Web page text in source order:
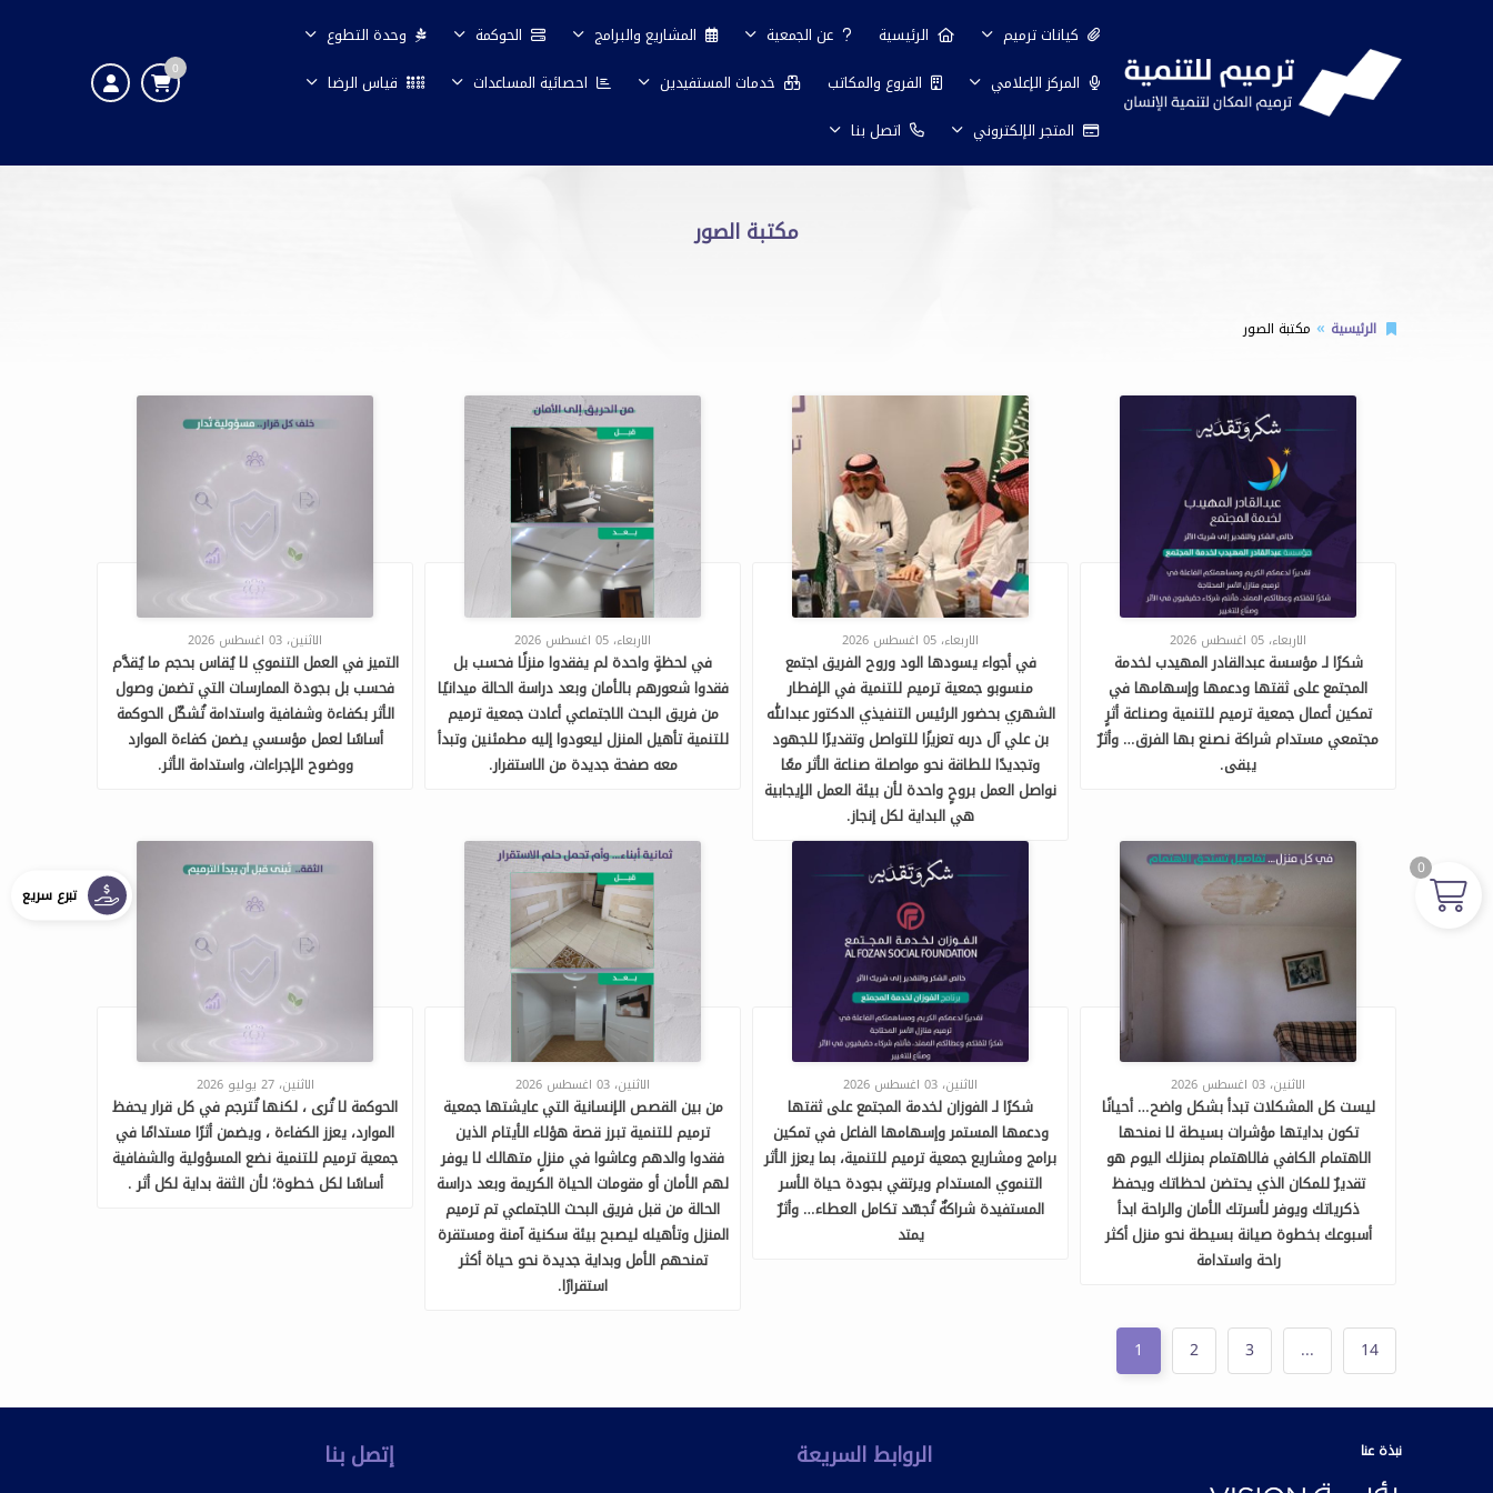
كيانات ترميم الرئيسية عن الجمعية المشاريع والبرامج الحوكمة
وحدة التطوع
المركز الإعلامي
الفروع والمكاتب خدمات المستفيدين احصائية المساعدات
قياس الرضا
المتجر الإلكتروني
اتصل بنا
0
مكتبة الصور
الرئيسية مكتبة الصور
الاربعاء، 05 اغسطس 2026
شكرًا لـ مؤسسة عبدالقادر المهيدب لخدمة
المجتمع على ثقتها ودعمها وإسهامها في
تمكين أعمال جمعية ترميم للتنمية وصناعة أثرٍ
مجتمعي مستدام شراكة نصنع بها الفرق… وأثرٌ
يبقى.
الاربعاء، 05 اغسطس 2026
في أجواء يسودها الود وروح الفريق اجتمع
منسوبو جمعية ترميم للتنمية في الإفطار
الشهري بحضور الرئيس التنفيذي الدكتور عبدالله
بن علي آل دربه تعزيزًا للتواصل وتقديرًا للجهود
وتجديدًا للطاقة نحو مواصلة صناعة الأثر معًا
نواصل العمل بروحٍ واحدة لأن بيئة العمل الإيجابية
هي البداية لكل إنجاز.
الاربعاء، 05 اغسطس 2026
في لحظةٍ واحدة لم يفقدوا منزلًا فحسب بل
فقدوا شعورهم بالأمان وبعد دراسة الحالة ميدانيًا
من فريق البحث الاجتماعي أعادت جمعية ترميم
للتنمية تأهيل المنزل ليعودوا إليه مطمئنين وتبدأ
معه صفحة جديدة من الاستقرار.
الاثنين، 03 اغسطس 2026
التميز في العمل التنموي لا يُقاس بحجم ما يُقدَّم
فحسب بل بجودة الممارسات التي تضمن وصول
الأثر بكفاءة وشفافية واستدامة تُشكّل الحوكمة
أساسًا لعمل مؤسسي يضمن كفاءة الموارد
ووضوح الإجراءات، واستدامة الأثر.
الاثنين، 03 اغسطس 2026
ليست كل المشكلات تبدأ بشكل واضح… أحيانًا
تكون بدايتها مؤشرات بسيطة لا نمنحها
الاهتمام الكافي فالاهتمام بمنزلك اليوم هو
تقديرٌ للمكان الذي يحتضن لحظاتك ويحفظ
ذكرياتك ويوفر لأسرتك الأمان والراحة ابدأ
أسبوعك بخطوة صيانة بسيطة نحو منزل أكثر
راحة واستدامة
الاثنين، 03 اغسطس 2026
شكرًا لـ الفوزان لخدمة المجتمع على ثقتها
ودعمها المستمر وإسهامها الفاعل في تمكين
برامج ومشاريع جمعية ترميم للتنمية، بما يعزز الأثر
التنموي المستدام ويرتقي بجودة حياة الأسر
المستفيدة شراكةٌ تُجسّد تكامل العطاء… وأثرٌ
يمتد
الاثنين، 03 اغسطس 2026
من بين القصص الإنسانية التي عايشتها جمعية
ترميم للتنمية تبرز قصة هؤلاء الأيتام الذين
فقدوا والدهم وعاشوا في منزلٍ متهالك لا يوفر
لهم الأمان أو مقومات الحياة الكريمة وبعد دراسة
الحالة من قبل فريق البحث الاجتماعي تم ترميم
المنزل وتأهيله ليصبح بيئة سكنية آمنة ومستقرة
تمنحهم الأمل وبداية جديدة نحو حياة أكثر
استقرارًا.
الاثنين، 27 يوليو 2026
الحوكمة لا تُرى ، لكنها تُترجم في كل قرار يحفظ
الموارد، يعزز الكفاءة ، ويضمن أثرًا مستدامًا في
جمعية ترميم للتنمية نضع المسؤولية والشفافية
أساسًا لكل خطوة؛ لأن الثقة بداية لكل أثر .
1 2 3 ... 14
نبذة عنا الروابط السريعة إتصل بنا
تبرع سريع
0